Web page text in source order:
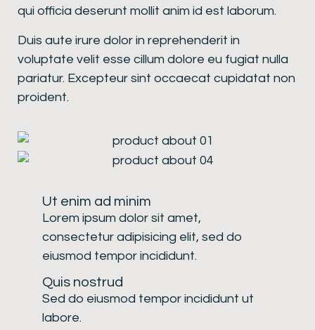
qui officia deserunt mollit anim id est laborum.
Duis aute irure dolor in reprehenderit in
voluptate velit esse cillum dolore eu fugiat nulla
pariatur. Excepteur sint occaecat cupidatat non
proident.
Ut enim ad minim
Lorem ipsum dolor sit amet,
consectetur adipisicing elit, sed do
eiusmod tempor incididunt.
Quis nostrud
Sed do eiusmod tempor incididunt ut
labore.